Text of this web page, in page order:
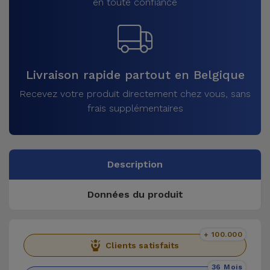
Livraison rapide partout en Belgique
Recevez votre produit directement chez vous, sans
frais supplémentaires
Description
Données du produit
Clients satisfaits
+ 100.000
36 Mois